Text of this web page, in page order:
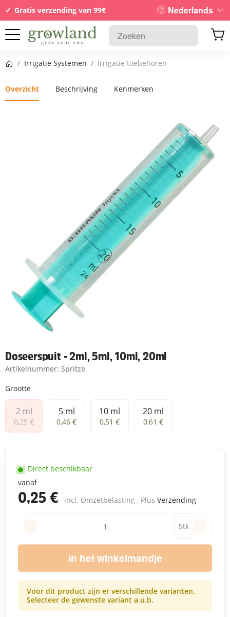
Gratis verzending van 99€ Nederlands
Startpagina
/ Irrigatie Systemen / Irrigatie toebehoren
Overzicht Beschrijving Kenmerken
Doseerspuit - 2ml, 5ml, 10ml, 20ml
Artikelnummer: Spritze
Grootte
2 ml
2 ml
0,25 €
5 ml
5 ml
0,46 €
10 ml
10 ml
0,51 €
20 ml
20 ml
0,61 €
vanaf
0,25 € incl. Omzetbelasting , Plus Verzending
Direct beschikbaar
Stk
In het winkelmandje
Voor dit product zijn er verschillende varianten.
Selecteer de gewenste variant a.u.b.